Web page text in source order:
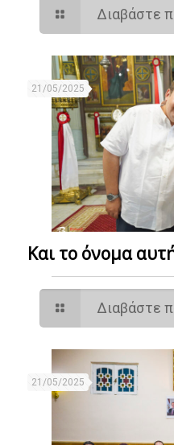
Διαβάστε
21/05/2025
Και το όνομα
Διαβάστε
21/05/2025